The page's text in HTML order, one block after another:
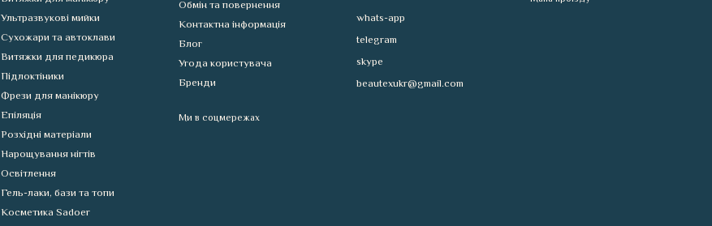
Ультразвукові мийки
Сухожари та автоклави
Витяжки для педикюра
Підлоктіники
Фрези для манікюру
Епіляція
Розхідні матеріали
Нарощування нігтів
Освітлення
Гель-лаки, бази та топи
Косметика Sadoer
Обмін та повернення
Контактна інформація
Блог
Угода користувача
Бренди
Ми в соцмережах
whats-app
telegram
skype
beautexukr@gmail.com